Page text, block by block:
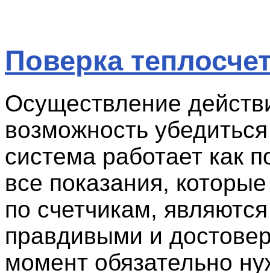
Поверка
Осуществление
возможность
система работает как
все показания,
по счетчикам, являются
правдивыми и
момент обязательно